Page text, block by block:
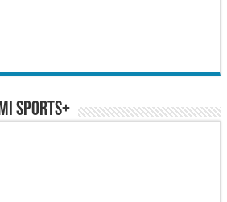
SPORTS+